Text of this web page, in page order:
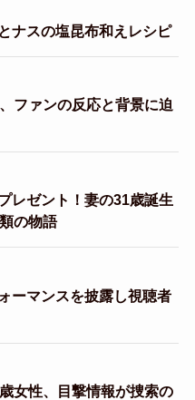
ナスの塩昆布和えレシピ
ファンの反応と背景に迫
レゼント！妻の31歳誕生
の物語
ーマンスを披露し視聴者
女性、目撃情報が捜索の